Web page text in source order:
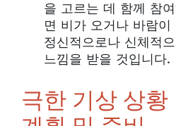
을 고르는 데 함께 참
면 비가 오거나 바람
정신적으로나 신체적
느낌을 받을 것입니다.
극한 기상 상황